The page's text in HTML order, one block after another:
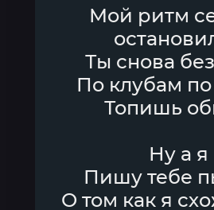
Мой ритм
Ты снова
По клубам
Топишь
Ну а я
Пишу тебе
О том как я